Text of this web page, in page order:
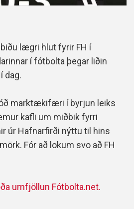
lægri hlut fyrir FH í
í fótbolta þegar liðin
dag.
marktækifæri í byrjun leiks
kafli um miðbik fyrri
úr Hafnarfirði nýttu til hins
Fór að lokum svo að FH
umfjöllun Fótbolta.net.